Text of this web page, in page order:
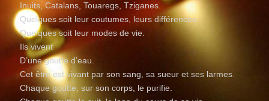
Inuits, Catalans, Touaregs, Tziganes.
Quelques soit leur coutumes, leurs différences.
Quelques soit leur modes de vie.
Ils vivent
D’une goutte d’eau.
Cet être est vivant par son sang, sa sueur et ses larmes.
Chaque goutte, sur son corps, le purifie.